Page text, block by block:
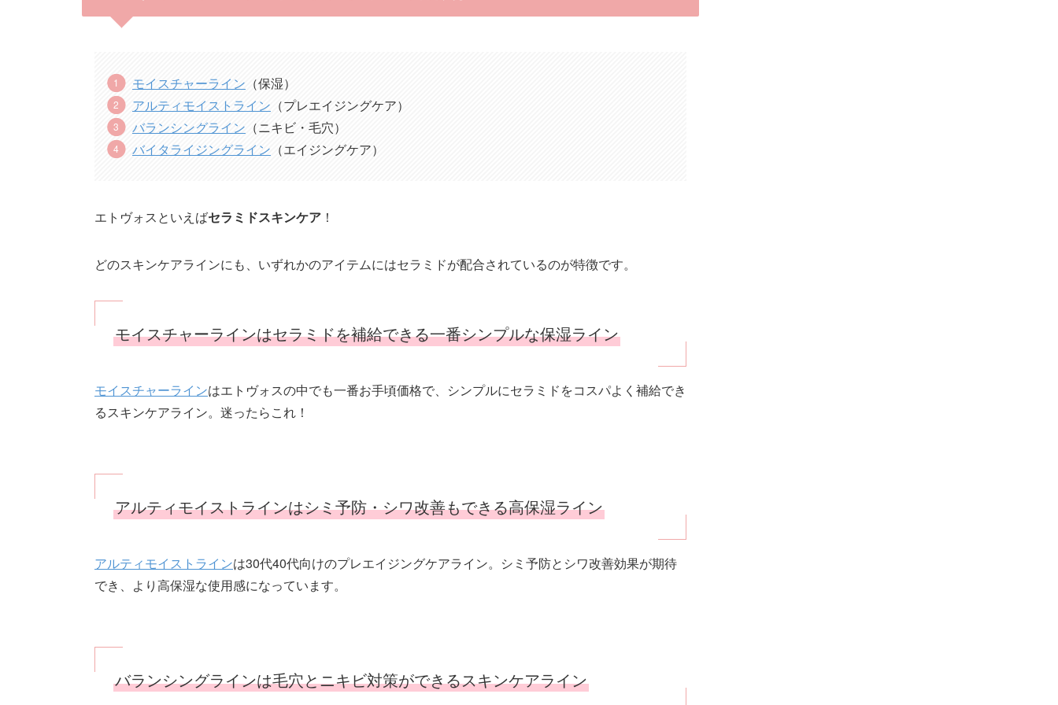
モイスチャーライン （保湿）
アルティモイストライン （プレエイジングケア）
バランシングライン （ニキビ・毛穴）
バイタライジングライン （エイジングケア）
エトヴォスといえばセラミドスキンケア ！
どのスキンケアラインにも、いずれかのアイテムにはセラミドが配合されているのが特徴です。
モイスチャーラインはセラミドを補給できる一番シンプルな保湿ライン
モイスチャーラインはエトヴォスの中でも一番お手頃価格で、シンプルにセラミドをコスパよく補給でき
るスキンケアライン。迷ったらこれ！
アルティモイストラインはシミ予防・シワ改善もできる高保湿ライン
アルティモイストラインは30代40代向けのプレエイジングケアライン。シミ予防とシワ改善効果が期待
でき、より高保湿な使用感になっています。
バランシングラインは毛穴とニキビ対策ができるスキンケアライン